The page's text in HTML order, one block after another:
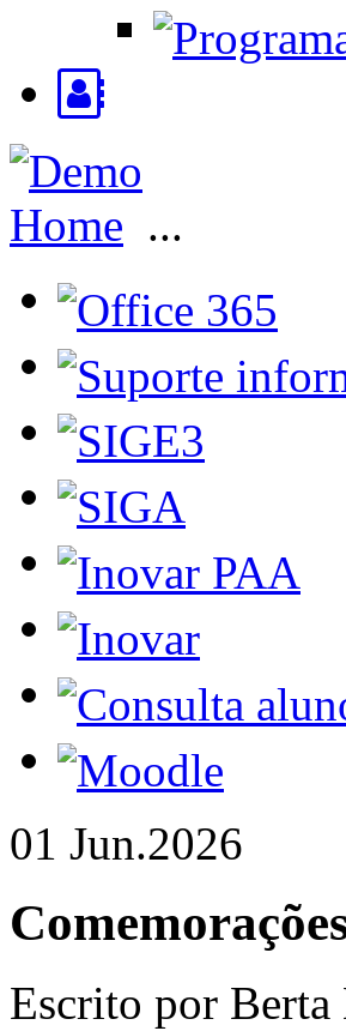
Home ...
01 Jun.2026
Escrito por Berta